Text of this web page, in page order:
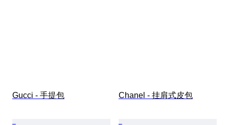
Gucci - 手提包 Chanel - 挂肩式皮包